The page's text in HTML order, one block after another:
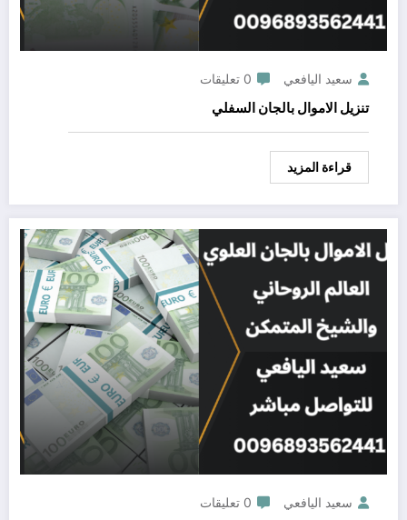
سعيد اليافعي 0 تعليقات
تنزيل الاموال بالجان السفلي
قراءة المزيد
سعيد اليافعي 0 تعليقات